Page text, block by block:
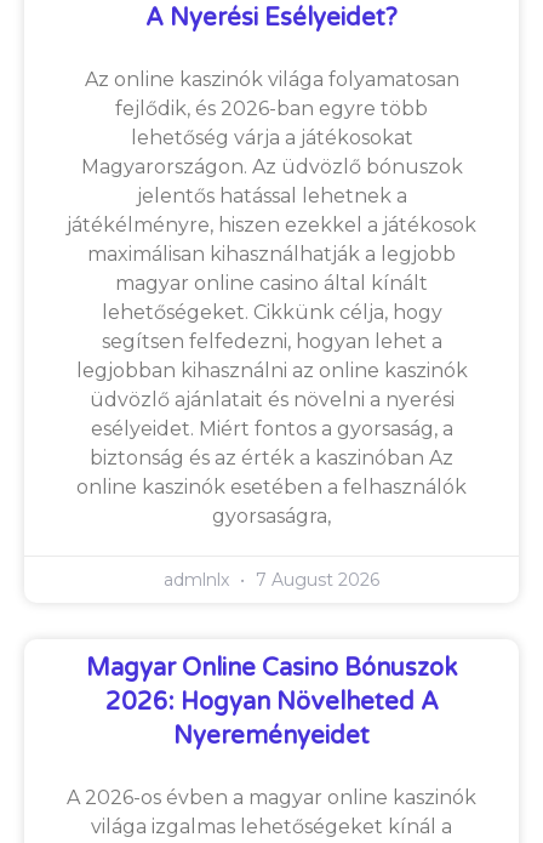
A Nyerési Esélyeidet?
Az online kaszinók világa folyamatosan
fejlődik, és 2026-ban egyre több
lehetőség várja a játékosokat
Magyarországon. Az üdvözlő bónuszok
jelentős hatással lehetnek a
játékélményre, hiszen ezekkel a játékosok
maximálisan kihasználhatják a legjobb
magyar online casino által kínált
lehetőségeket. Cikkünk célja, hogy
segítsen felfedezni, hogyan lehet a
legjobban kihasználni az online kaszinók
üdvözlő ajánlatait és növelni a nyerési
esélyeidet. Miért fontos a gyorsaság, a
biztonság és az érték a kaszinóban Az
online kaszinók esetében a felhasználók
gyorsaságra,
admlnlx 7 August 2026
Magyar Online Casino Bónuszok
2026: Hogyan Növelheted A
Nyereményeidet
A 2026-os évben a magyar online kaszinók
világa izgalmas lehetőségeket kínál a